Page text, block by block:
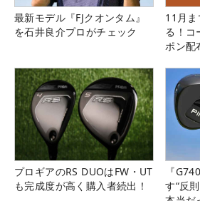
最新モデル『FJクオンタム』
を石井良介プロがチェック
11月ま
る！コ
ポン配
プロギアのRS DUOはFW・UT
も完成度が高く購入者続出！
『
す“反